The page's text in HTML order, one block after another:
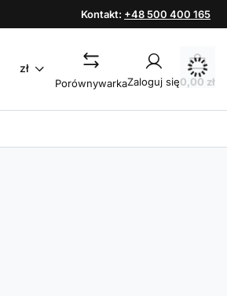
Kontakt: +48 500 400 165
zł
PorównywarkaZaloguj się0,00 zł